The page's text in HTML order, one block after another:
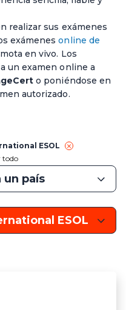
realizar sus exámenes
exámenesonline de
en vivo. Los
un examen online a
o poniéndose en
autorizado.
ESOL
todo
un país
ESOL